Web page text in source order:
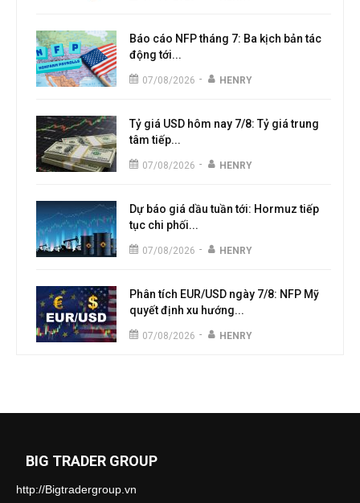
Báo cáo NFP tháng 7: Ba kịch bản tác
động tới...
07/08/2026 - HENRY
Tỷ giá USD hôm nay 7/8: Tỷ giá trung
tâm tiếp...
07/08/2026 - HENRY
Dự báo giá dầu tuần tới: Hormuz tiếp
tục chi phối...
07/08/2026 - HENRY
Phân tích EUR/USD ngày 7/8: NFP Mỹ
quyết định xu hướng...
07/08/2026 - HENRY
BIG TRADER GROUP
http://Bigtradergroup.vn